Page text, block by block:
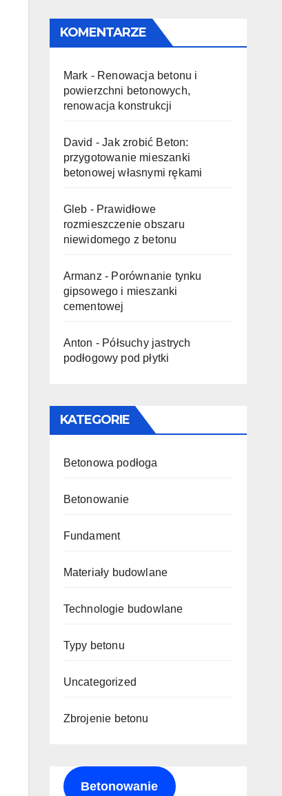
KOMENTARZE
Mark - Renowacja betonu i
powierzchni betonowych,
renowacja konstrukcji
David -Jak zrobić Beton:
przygotowanie mieszanki
betonowej własnymi rękami
Gleb - Prawidłowe
rozmieszczenie obszaru
niewidomego z betonu
Armanz - Porównanie tynku
gipsowego i mieszanki
cementowej
Anton - Półsuchy jastrych
podłogowy pod płytki
KATEGORIE
Betonowa podłoga
Betonowanie
Fundament
Materiały budowlane
Technologie budowlane
Typy betonu
Uncategorized
Zbrojenie betonu
Betonowanie